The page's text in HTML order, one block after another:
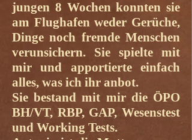
jungen 8 Wochen konnten sie
am Flughafen weder Gerüche,
Dinge noch fremde Menschen
verunsichern. Sie spielte mit
mir und apportierte einfach
alles, was ich ihr anbot.
Sie bestand mit mir die ÖPO
BH/VT, RBP, GAP, Wesenstest
und Working Tests.